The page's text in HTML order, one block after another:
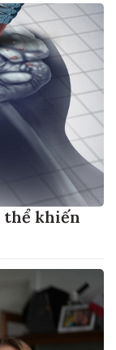
thể khiến